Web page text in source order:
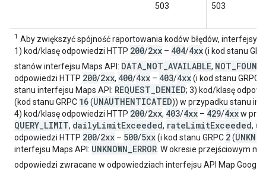
503
503
1 Aby zwiększyć spójność raportowania kodów błędów, interfejsy
1) kod/klasę odpowiedzi HTTP 200/2xx – 404/4xx(i kod stanu
stanów interfejsu Maps API: DATA NOT AVAILABLE, NOT FOUND
odpowiedzi HTTP 200/2xx, 400/4xx – 403/4xx(i kod stanu GRPC
stanu interfejsu Maps API: REQUEST DENIED; 3) kod/klasę
(kod stanu GRPC 16(UNAUTHENTICATED)) w przypadku stanu
4) kod/klasę odpowiedzi HTTP 200/2xx, 403/4xx – 429/4xxw
QUERY LIMIT, dailyLimitExceeded, rateLimitExceeded,
odpowiedzi HTTP 200/2xx – 500/5xx(i kod stanu GRPC 2(
interfejsu Maps API: UNKNOWN ERROR . W okresie przejściowym
odpowiedzi zwracane w odpowiedziach interfejsu API Map Google